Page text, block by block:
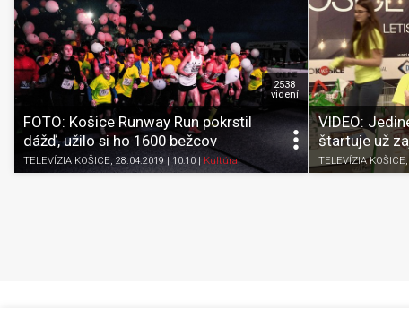
FOTO: Košice Runway Run pokrstil
dážď, užilo si ho 1600 bežcov
TELEVÍZIA KOŠICE, 28.04.2019 | 10:10 | Kultúra
2538
videní
VIDEO:
štartuje už
TELEVÍZIA KOŠICE